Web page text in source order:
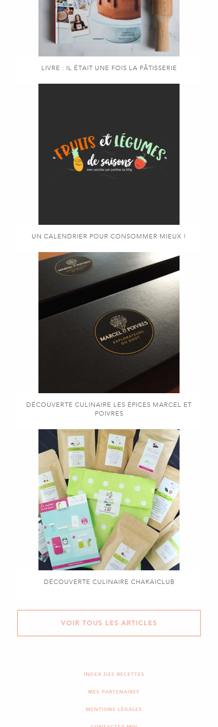
LIVRE : IL ÉTAIT UNE FOIS LA PÂTISSERIE
UN CALENDRIER POUR CONSOMMER MIEUX !
DÉCOUVERTE CULINAIRE LES ÉPICES MARCEL ET
POIVRES
DÉCOUVERTE CULINAIRE CHAKAICLUB
VOIR TOUS LES ARTICLES
INDEX DES RECETTES
MES PARTENAIRES
MENTIONS LÉGALES